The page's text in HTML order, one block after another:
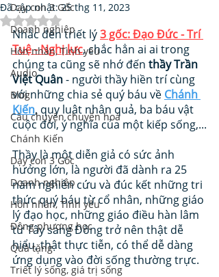
Dạy con 3 Gốc
Doanh nghiệp
Hôn nhân, Tình yêu
Audio
Blog
Câu chuyện chuyển hoá
Chánh Kiến
Dạy con 3 Gốc
Doanh nghiệp
Hôn nhân, Tình yêu
Đông phương học
Quà tặng
Triết lý sống, giá trị sống
Đã cập nhật:25 thg 11, 2023
Đã xếp hạng NaN/5 sao.
Nhắc đến triết lý 3 gốc: Đạo Đức - Trí
Tuệ - Nghị lực, chắc hẳn ai ai trong
chúng ta cũng sẽ nhớ đến thầy Trần
Việt Quân - người thầy hiền trí cùng
với những chia sẻ quý báu về Chánh
Kiến, quy luật nhân quả, ba báu vật
cuộc đời, ý nghĩa của một kiếp sống,...
Thầy là một diễn giả có sức ảnh
hưởng lớn, là người đã dành ra 25
năm nghiên cứu và đúc kết những tri
thức quý báu từ cổ nhân, những giáo
lý đạo học, những giáo điều hàn lâm
từ Tây sang Đông trở nên thật dễ
hiểu, thật thực tiễn, có thể dễ dàng
ứng dụng vào đời sống thường trực.